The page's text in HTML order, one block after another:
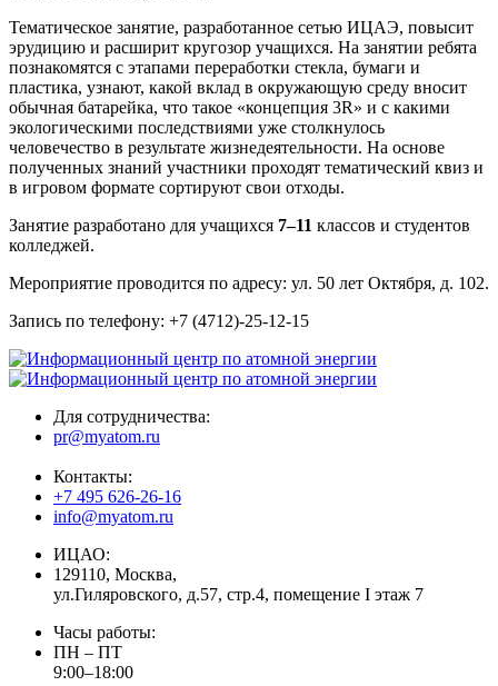
Тематическое занятие, разработанное сетью ИЦАЭ, повысит
эрудицию и расширит кругозор учащихся. На занятии ребята
познакомятся с этапами переработки стекла, бумаги и
пластика, узнают, какой вклад в окружающую среду вносит
обычная батарейка, что такое «концепция 3R» и с какими
экологическими последствиями уже столкнулось
человечество в результате жизнедеятельности. На основе
полученных знаний участники проходят тематический квиз и
в игровом формате сортируют свои отходы.
Занятие разработано для учащихся 7–11 классов и студентов
колледжей.
Мероприятие проводится по адресу: ул. 50 лет Октября, д. 102.
Запись по телефону: +7 (4712)-25-12-15
Для сотрудничества:
pr@myatom.ru
Контакты:
+7 495 626-26-16
info@myatom.ru
ИЦАО:
129110, Москва,
ул.Гиляровского, д.57, стр.4, помещение I этаж 7
Часы работы:
ПН – ПТ
9:00–18:00